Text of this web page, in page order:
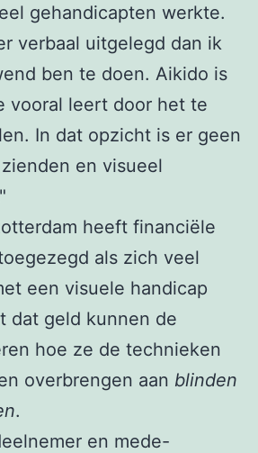
gehandicapten werkte.
verbaal uitgelegd dan ik
ben te doen. Aikido is
vooral leert door het te
In dat opzicht is er geen
en visueel
heeft financiële
als zich veel
een visuele handicap
dat geld kunnen de
hoe ze de technieken
overbrengen aan blinden
.
en mede-